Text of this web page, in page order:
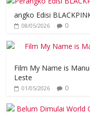
angko Edisi
08/05/2026 0
Film My Name is
Leste
01/05/2026 0